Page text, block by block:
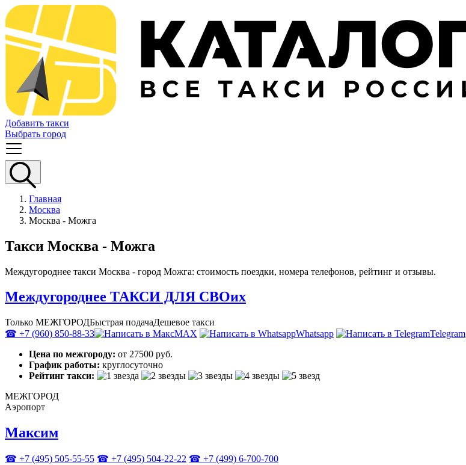
Добавить такси
Выбрать город
Главная
Москва
Москва - Можга
Такси Москва - Можга
Междугороднее такси Москва - город Можга: стоимость поездки, номера телефонов, рейтинг и отзывы.
Междугороднее ТАКСИ ДЛЯ СВОих
Только МЕЖГОРОДБыстрая подачаДешевое такси
☎ +7 (960) 850-88-33
MAX Whatsapp
Telegram
Цена по межгороду: от 27500 руб.
График работы: круглосуточно
Рейтинг такси:
МЕЖГОРОД
Аэропорт
Максим
☎ +7 (495) 505-55-55 ☎ +7 (495) 504-22-22 ☎ +7 (499) 6-700-700